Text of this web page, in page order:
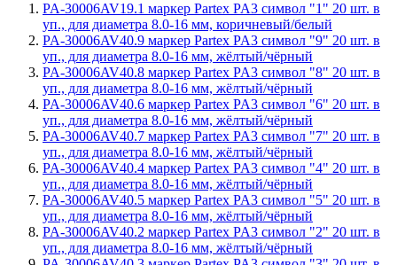
PA-30006AV19.1 маркер Partex PA3 символ "1" 20 шт. в
уп., для диаметра 8.0-16 мм, коричневый/белый
PA-30006AV40.9 маркер Partex PA3 символ "9" 20 шт. в
уп., для диаметра 8.0-16 мм, жёлтый/чёрный
PA-30006AV40.8 маркер Partex PA3 символ "8" 20 шт. в
уп., для диаметра 8.0-16 мм, жёлтый/чёрный
PA-30006AV40.6 маркер Partex PA3 символ "6" 20 шт. в
уп., для диаметра 8.0-16 мм, жёлтый/чёрный
PA-30006AV40.7 маркер Partex PA3 символ "7" 20 шт. в
уп., для диаметра 8.0-16 мм, жёлтый/чёрный
PA-30006AV40.4 маркер Partex PA3 символ "4" 20 шт. в
уп., для диаметра 8.0-16 мм, жёлтый/чёрный
PA-30006AV40.5 маркер Partex PA3 символ "5" 20 шт. в
уп., для диаметра 8.0-16 мм, жёлтый/чёрный
PA-30006AV40.2 маркер Partex PA3 символ "2" 20 шт. в
уп., для диаметра 8.0-16 мм, жёлтый/чёрный